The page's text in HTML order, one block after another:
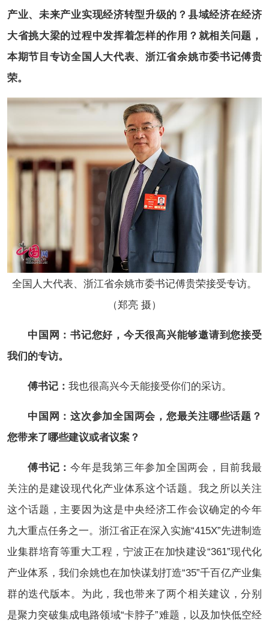
产业、未来产业实现经济转型升级的？县域经济在经济
大省挑大梁的过程中发挥着怎样的作用？就相关问题，
本期节目专访全国人大代表、浙江省余姚市委书记傅贵
荣。
全国人大代表、浙江省余姚市委书记傅贵荣接受专访。
（郑亮 摄）
中国网：书记您好，今天很高兴能够邀请到您接受
我们的专访。
傅书记： 我也很高兴今天能接受你们的采访。
中国网：这次参加全国两会，您最关注哪些话题？
您带来了哪些建议或者议案？
傅书记：今年是我第三年参加全国两会，目前我最
关注的是建设现代化产业体系这个话题。我之所以关注
这个话题，主要因为这是中央经济工作会议确定的今年
九大重点任务之一。浙江省正在深入实施“415X”先进制造
业集群培育等重大工程，宁波正在加快建设“361”现代化
产业体系，我们余姚也在加快谋划打造“35”千百亿产业集
群的迭代版本。为此，我也带来了两个相关建议，分别
是聚力突破集成电路领域“卡脖子”难题，以及加快低空经